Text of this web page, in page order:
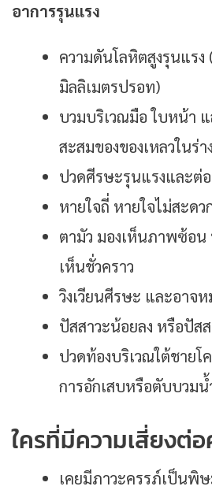
อาการรุนแรง
ความดันโลหิตสูงรุนแรง
มิลลิเมตรปรอท)
บวมบริเวณมือ ใบหน้า แ
สะสมของของเหลวในร่า
ปวดศีรษะรุนแรงและต่อ
หายใจถี่ หายใจไม่สะดว
ตามัว มองเห็นภาพซ้อน
เห็นชั่วคราว
วิงเวียนศีรษะ และอาจ
ปัสสาวะน้อยลง หรือปัส
ปวดท้องบริเวณใต้ชาย
การอักเสบหรือตับบวมน้
ใครที่มีความเสี่ยงต่
เคยมีภาวะครรภ์เป็นพิ